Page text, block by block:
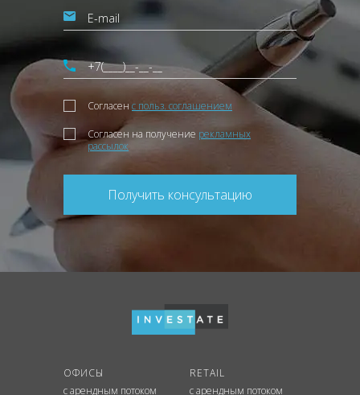
Согласен с польз. соглашением
Согласен на получение рекламных
рассылок
Получить консультацию
ОФИСЫ
с арендным потоком
RETAIL
с арендным потоком